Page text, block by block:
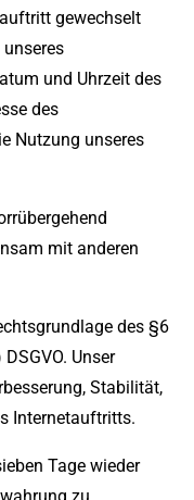
gewechselt
unseres
und Uhrzeit des
des
Nutzung unseres
mit anderen
des §6
Unser
Stabilität,
Internetauftritts.
Tage wieder